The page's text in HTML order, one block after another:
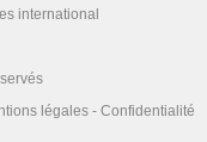
international
légales - Confidentialité